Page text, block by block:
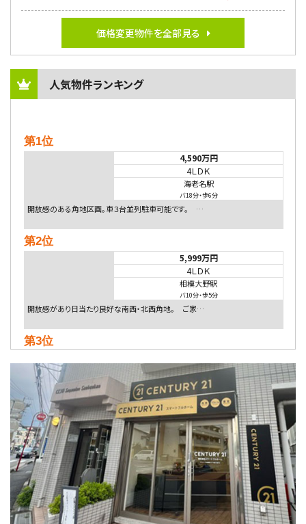
価格変更物件を全部見る
人気物件ランキング
第1位
4,590万円
4ＬＤＫ
海老名駅
バ18分・歩6分
開放感のある角地区画。車３台並列駐車可能です。 …
第2位
5,999万円
4ＬＤＫ
相模大野駅
バ10分・歩5分
開放感があり日当たり良好な南西・北西角地。 ご家…
第3位
4ＬＤＫ
相模大野駅
バ9分・歩4分
２０１５年６月築、積水ハウス施工住宅です。 南東…
第4位
4,080万円
4ＬＤＫ
淵野辺駅
歩17分
南側道路に面しており日当たり良好。 キッチンから…